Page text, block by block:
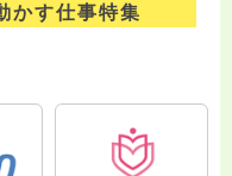
かす仕事特集